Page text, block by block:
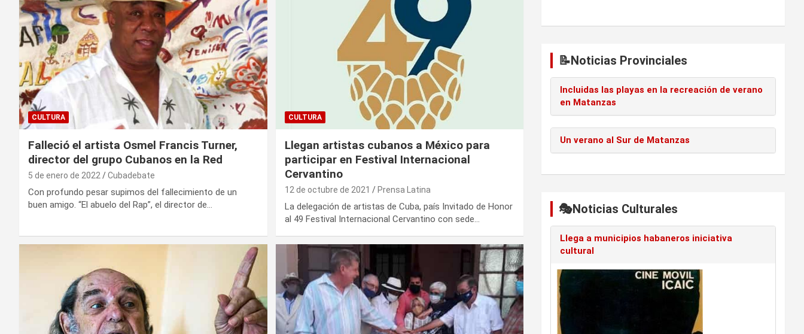
CULTURA
Falleció el artista Osmel Francis Turner,
director del grupo Cubanos en la Red
5 de enero de 2022 Cubadebate
Con profundo pesar supimos del fallecimiento de un
buen amigo. “El abuelo del Rap”, el director de…
CULTURA
Llegan artistas cubanos a México para
participar en Festival Internacional
Cervantino
12 de octubre de 2021 Prensa Latina
La delegación de artistas de Cuba, país Invitado de Honor
al 49 Festival Internacional Cervantino con sede…
📝Noticias Provinciales
Incluidas las playas en la recreación de verano
en Matanzas
Un verano al Sur de Matanzas
🎭Noticias Culturales
Llega a municipios habaneros iniciativa
cultural